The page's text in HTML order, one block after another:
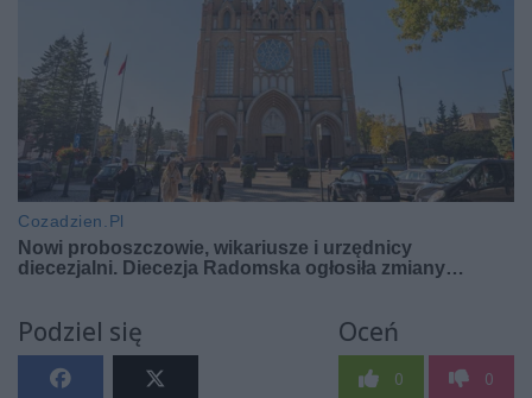
Podziel się Oceń
0 0